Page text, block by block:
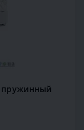
пружинный